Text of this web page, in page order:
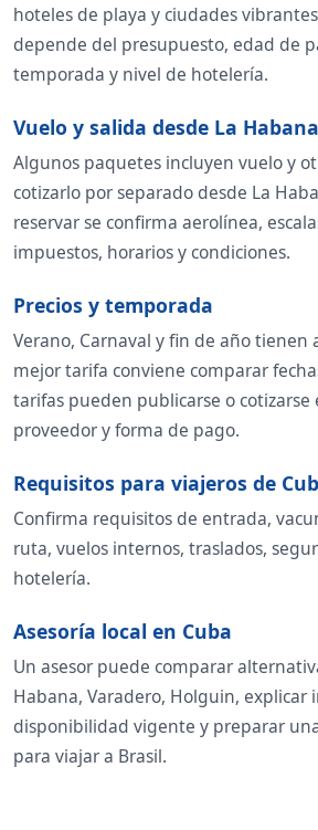
hoteles de playa y ciudades
depende del presupuesto, edad de
temporada y nivel de hotelería.
Vuelo y salida desde La Habana
Algunos paquetes incluyen vuelo y
cotizarlo por separado desde La
reservar se confirma aerolínea,
impuestos, horarios y condiciones.
Precios y temporada
Verano, Carnaval y fin de año tienen
mejor tarifa conviene comparar
tarifas pueden publicarse o cotizarse
proveedor y forma de pago.
Requisitos para viajeros de
Confirma requisitos de entrada,
ruta, vuelos internos, traslados,
hotelería.
Asesoría local en Cuba
Un asesor puede comparar
Habana, Varadero, Holguin, explicar
disponibilidad vigente y preparar
para viajar a Brasil.